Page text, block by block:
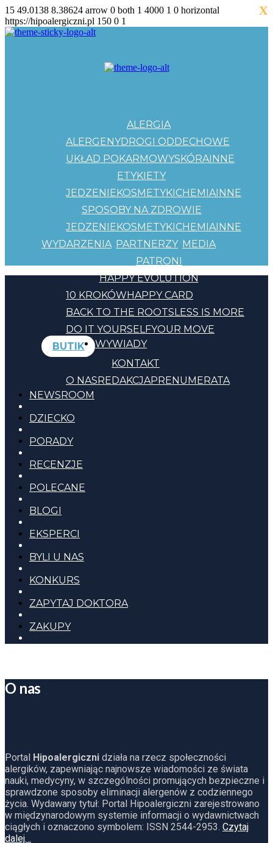
15 49.0138 8.38624 arrow 0 both 1 4000 1 0 horizontal
https://hipoalergiczni.pl 150 0 1
ALERGIA
ALERGENYDROGI ODDECHOWE
UKŁAD POKARMOWYSKÓRAINNE
ETYKIETY
JEDZENIEKOSMETYKICHEMIAINNE
SPOSOBY NA ZDROWIE
JEDZENIEKOSMETYKICHEMIAINNE
WYDARZENIA PARTNERZY
PATRONI
MEDIA
HAPPY EVOLUTION
10 KROKÓWHAPPY CARD
BACK TO THE ROOTSLESS IS MORE
DO IT YOURSELFYOUR MOVE
BUTIK
KONTAKT
O NASREDAKCJAPRENUMERATA
WYWIADY
NEWSROOM
DZIECKO
PORADY
RECENZJE
POLECANE
BLOGI
EKSPERCI
BYLI U NAS
KONKURS
ZAPYTAJ DOKTORA
ZAKUPY
O nas
Portal Hipoalergiczni działa na rzecz społeczności
alergików, zapewniając najnowsze wiadomości ze świata
nauki, medycyny, w szczególności promujących bezpieczne i
sprawdzone sposoby eliminacji alergenów z codziennego
życia. Wydawany tytuł: Portal Hipoalergiczni zarejestrowano
w międzynarodowym systemie informacji o wydawnictwach
ciągłych i oznaczono symbolem: ISSN 2544-2953. Czytaj
dalej…
X